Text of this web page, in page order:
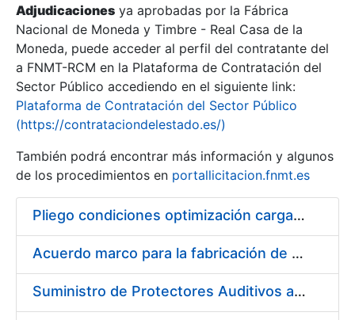
Adjudicaciones ya aprobadas por la Fábrica
Nacional de Moneda y Timbre - Real Casa de la
Moneda, puede acceder al perfil del contratante del
a FNMT-RCM en la Plataforma de Contratación del
Sector Público accediendo en el siguiente link:
Plataforma de Contratación del Sector Público
(https://contrataciondelestado.es/)
También podrá encontrar más información y algunos
de los procedimientos en portallicitacion.fnmt.es
Pliego condiciones optimización cargas compras firmado
Acuerdo marco para la fabricación de piezas
Suministro de Protectores Auditivos a medida para las personas trabajadoras de los Centros de Trabajo de Madrid y Burgos